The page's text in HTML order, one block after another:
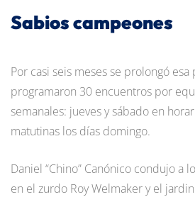
Sabios campeones
Por casi seis meses se prolongó
programaron 30 encuentros por
semanales: jueves y sábado en
matutinas los días domingo.
Daniel “Chino” Canónico condujo a
en el zurdo Roy Welmaker y el